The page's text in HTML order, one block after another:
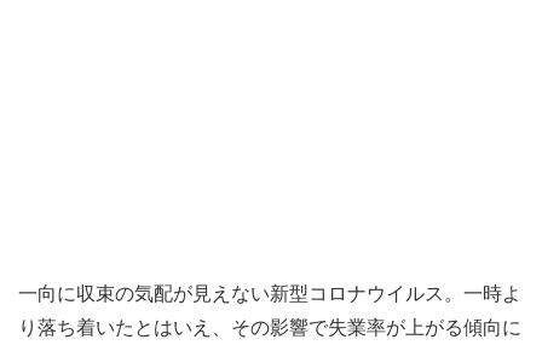
一向に収束の気配が見えない新型コロナウイルス。一時よ
り落ち着いたとはいえ、その影響で失業率が上がる傾向に